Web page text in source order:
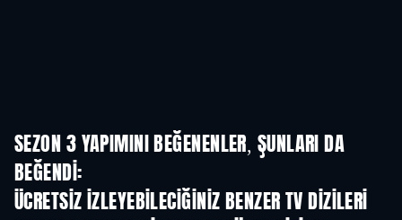
SEZON 3 YAPIMINI BEĞENENLER, ŞUNLARI DA
BEĞENDI:
ÜCRETSIZ IZLEYEBILECIĞINIZ BENZER TV DIZILERI
TV